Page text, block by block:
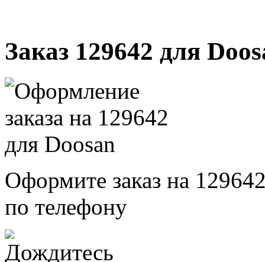
Заказ 129642 для
Оформите заказ на
по телефону